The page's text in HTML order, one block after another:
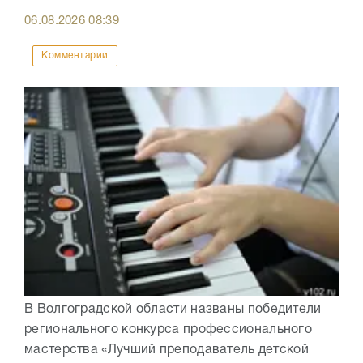
06.08.202608:39
Комментарии
В Волгоградской области названы победители
регионального конкурса профессионального
мастерства «Лучший преподаватель детской